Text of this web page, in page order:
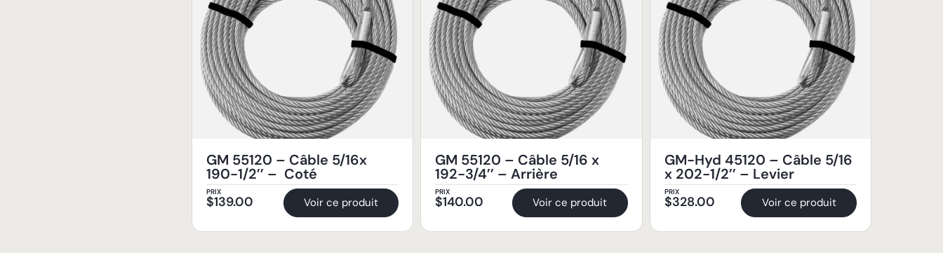
GM 55120 – Câble 5/16x
190-1/2’’ – Coté
PRIX
$139.00 Voir ce produit
GM 55120 – Câble 5/16 x
192-3/4’’ – Arrière
PRIX
$140.00 Voir ce produit
GM-Hyd 45120 – Câble 5/16
x 202-1/2’’ – Levier
PRIX
$328.00 Voir ce produit